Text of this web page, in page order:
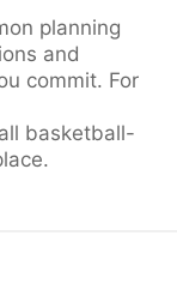
planning
and
commit. For
basketball-